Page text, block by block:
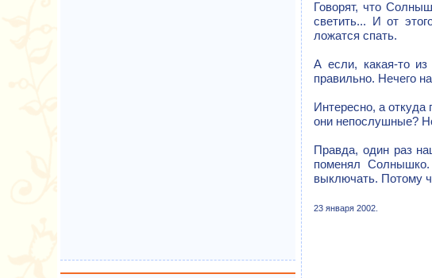
Говорят, что
светить... И от
ложатся спать.
А если, какая-то
правильно. Нечего
Интересно, а
они непослушные?
Правда, один раз
поменял
выключать. Потому
23 января 2002.